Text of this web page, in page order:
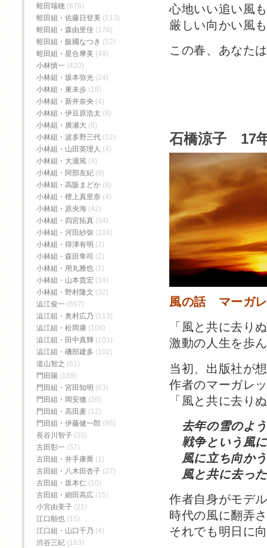
心地いい追い風
厳しい向かい風
この春、あなた
石橋涼子 17
風の話 マーガ
「風と共に去り
激動の人生を歩
当初、出版社が
作者のマーガレ
「風と共に去り
去年の雪のよ
戦争という風
風に立ち向か
風と共に去っ
作者自身がモデ
時代の風に翻弄
それでも明日に
蛭田瑞穂 (676)
蛭田組・佐藤日登美 (113)
蛭田組・森由里佳 (176)
蛭田組・飯國なつき (52)
蛭田組・星合摩美 (49)
小林慎一 (420)
小林組・坂本弥光 (24)
小林組・東未歩 (18)
小林組・新井奈央 (4)
小林組・伊豆原浩太 (8)
小林組・廣瀬大 (8)
小林組・波多野三代 (12)
小林組・山田英理人 (4)
小林組・大瀧篤 (4)
小林組・阿部友紀 (8)
小林組・高阪まどか (8)
小林組・檀上真里奈 (4)
小林組・原央海 (42)
小林組・四宮拓真 (34)
小林組・河田紗弥 (104)
小林組・得津有明 (2)
小林組・森田隼司 (2)
小林組・用丸雅也 (1)
小林組・山本貴宏 (34)
小林組・野村隆文 (32)
澁江俊一 (667)
澁江組・奥村広乃 (113)
澁江組・松岡康 (106)
澁江組・田中真輝 (101)
澁江組・磯部建多 (102)
道山智之 (61)
門田陽 (189)
門田組・宮田知明 (63)
門田組・岡安徹 (26)
門田組・高田麦 (12)
門田組・伊藤健一郎 (86)
長谷川智子 (30)
古田彰一 (57)
古田組・井手康喬 (1)
古田組・八木田杏子 (27)
古田組・坂本仁 (10)
古田組・細田高広 (15)
小宮由美子 (21)
江口順也 (15)
江口組・山口千乃 (4)
渋谷三紀 (163)